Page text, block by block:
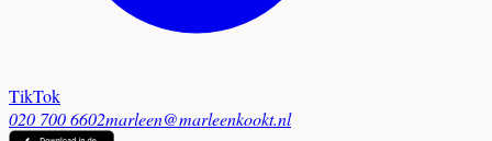
TikTok
020 700 6602marleen@marleenkookt.nl